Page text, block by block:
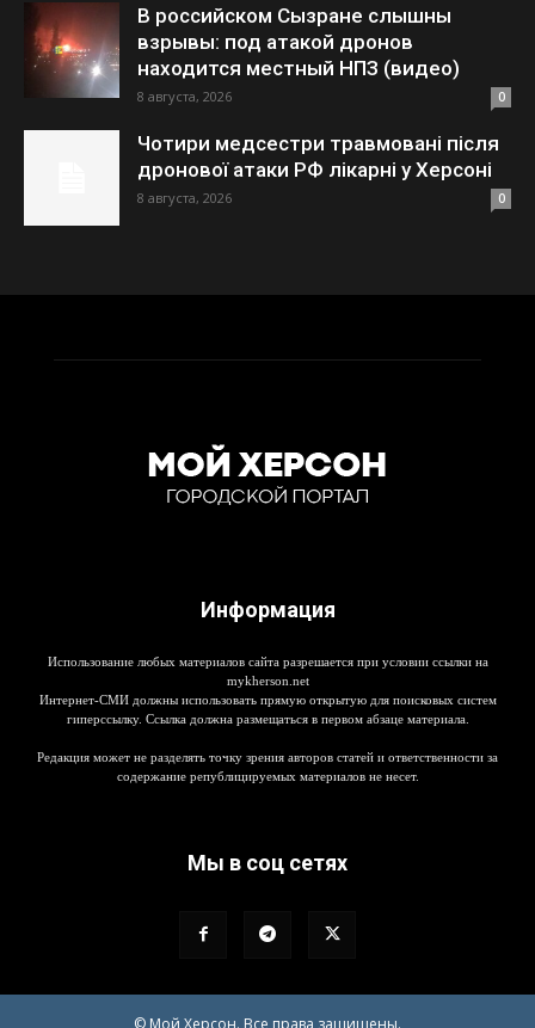
В российском Сызране слышны
взрывы: под атакой дронов
находится местный НПЗ (видео)
8 августа, 2026 0
Чотири медсестри травмовані після
дронової атаки РФ лікарні у Херсоні
8 августа, 2026 0
Информация
Использование любых материалов сайта разрешается при условии ссылки на
mykherson.net
Интернет-СМИ должны использовать прямую открытую для поисковых систем
гиперссылку. Ссылка должна размещаться в первом абзаце материала.
Редакция может не разделять точку зрения авторов статей и ответственности за
содержание републицируемых материалов не несет.
Мы в соц сетях
© Мой Херсон. Все права защищены.